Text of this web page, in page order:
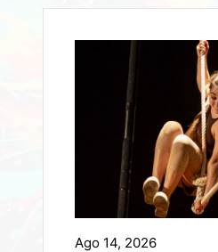
Ago 14, 2026